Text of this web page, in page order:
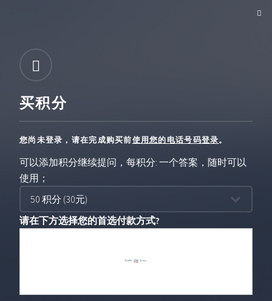
买积分
您尚未登录，请在完成购买前使用您的电话号码登录。
可以添加积分继续提问，每积分: 一个答案，随时可以
使用；
请在下方选择您的首选付款方式?
选 选选